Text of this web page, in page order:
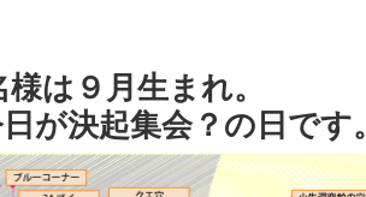
は９月生まれ。
が決起集会？の日です。